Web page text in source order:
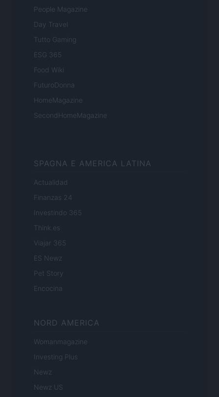
People Magazine
Day Travel
Tutto Gaming
ESG 365
Food Wiki
FuturoDonna
HomeMagazine
SecondHomeMagazine
SPAGNA E AMERICA LATINA
Actualidad
Finanzas 24
Investindo 365
Think.es
Viajar 365
ES Newz
Pet Story
Encocina
NORD AMERICA
Womanmagazine
Investing Plus
Newz
Newz US